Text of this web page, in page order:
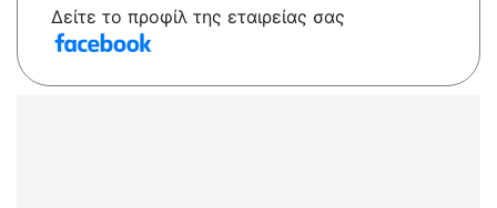
Δείτε το προφίλ της εταιρείας σας